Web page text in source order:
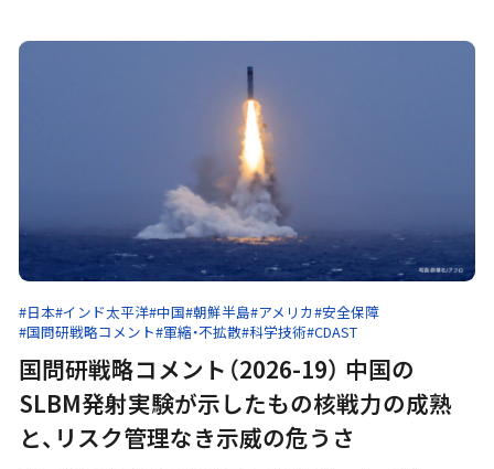
#日本#インド太平洋#中国#朝鮮半島#アメリカ#安全保障
#国問研戦略コメント#軍縮・不拡散#科学技術#CDAST
国問研戦略コメント（2026-19） 中国の
SLBM発射実験が示したもの――核戦力の成熟
と、リスク管理なき示威の危うさ